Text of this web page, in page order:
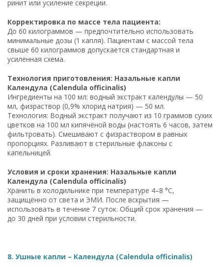
ринит или усиление секреции.
Корректировка по массе тела пациента:
До 60 килограммов — предпочтительно использовать
минимальные дозы (1 капля). Пациентам с массой тела
свыше 60 килограммов допускается стандартная и
усиленная схема.
Технология приготовления: Назальные капли
Календула (Calendula officinalis)
Ингредиенты на 100 мл: водный экстракт календулы — 50
мл, физраствор (0,9% хлорид натрия) — 50 мл.
Технология: Водный экстракт получают из 10 граммов сухих
цветков на 100 мл кипячёной воды (настоять 6 часов, затем
фильтровать). Смешивают с физраствором в равных
пропорциях. Разливают в стерильные флаконы с
капельницей.
Условия и сроки хранения: Назальные капли
Календула (Calendula officinalis)
Хранить в холодильнике при температуре 4–8 °C,
защищённо от света и ЭМИ. После вскрытия —
использовать в течение 7 суток. Общий срок хранения —
до 30 дней при условии стерильности.
8. Ушные капли – Календула (Calendula officinalis)